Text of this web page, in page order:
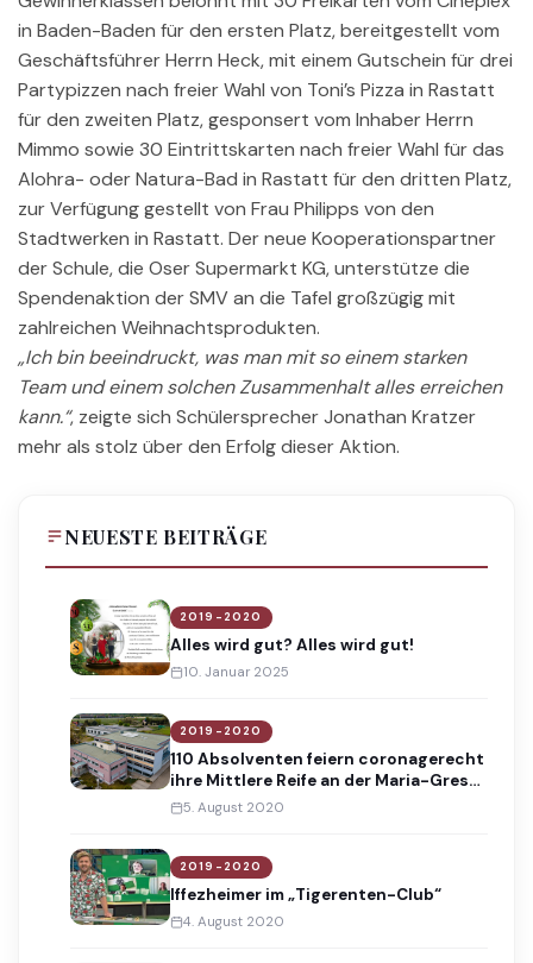
in Baden-Baden für den ersten Platz, bereitgestellt vom
Geschäftsführer Herrn Heck, mit einem Gutschein für drei
Partypizzen nach freier Wahl von Toni’s Pizza in Rastatt
für den zweiten Platz, gesponsert vom Inhaber Herrn
Mimmo sowie 30 Eintrittskarten nach freier Wahl für das
Alohra- oder Natura-Bad in Rastatt für den dritten Platz,
zur Verfügung gestellt von Frau Philipps von den
Stadtwerken in Rastatt. Der neue Kooperationspartner
der Schule, die Oser Supermarkt KG, unterstütze die
Spendenaktion der SMV an die Tafel großzügig mit
zahlreichen Weihnachtsprodukten.
„Ich bin beeindruckt, was man mit so einem starken
Team und einem solchen Zusammenhalt alles erreichen
kann.“, zeigte sich Schülersprecher Jonathan Kratzer
mehr als stolz über den Erfolg dieser Aktion.
NEUESTE BEITRÄGE
2019-2020
Alles wird gut? Alles wird gut!
10. Januar 2025
2019-2020
110 Absolventen feiern coronagerecht
ihre Mittlere Reife an der Maria-Gress-
Schule
5. August 2020
2019-2020
Iffezheimer im „Tigerenten-Club“
4. August 2020